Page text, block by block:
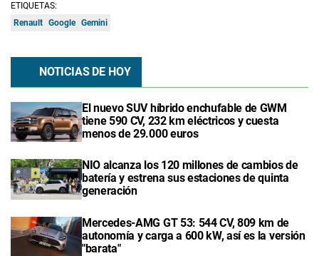
ETIQUETAS:
Renault Google Gemini
NOTICIAS DE HOY
El nuevo SUV híbrido enchufable de GWM
tiene 590 CV, 232 km eléctricos y cuesta
menos de 29.000 euros
NIO alcanza los 120 millones de cambios de
batería y estrena sus estaciones de quinta
generación
Mercedes-AMG GT 53: 544 CV, 809 km de
autonomía y carga a 600 kW, así es la versión
"barata"